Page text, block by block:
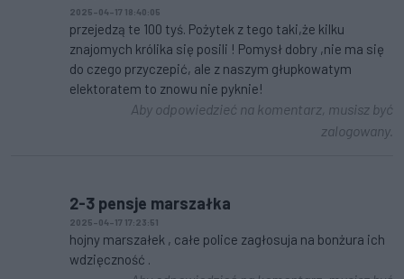
2025-04-17 18:40:05
przejedzą te 100 tyś. Pożytek z tego taki,że kilku
znajomych królika się posili ! Pomysł dobry ,nie ma się
do czego przyczepić, ale z naszym głupkowatym
elektoratem to znowu nie pyknie!
Aby odpowiedzieć na komentarz, musisz być
zalogowany.
2-3 pensje marszałka
2025-04-17 17:23:51
hojny marszałek , całe police zagłosuja na bonżura ich
wdzięczność .